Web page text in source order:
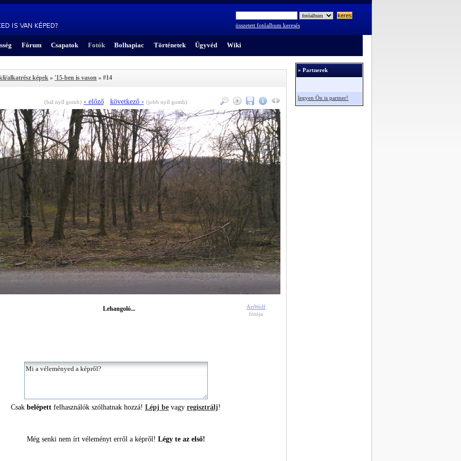
összetett fotóalbum keresés
Fórum Csapatok Fotók Bolhapiac Történetek Ügyvéd Wiki
alkatrész képek » '15-ben is vason » #14
(bal nyíl gomb) ‹ előző következő › (jobb nyíl gomb)
Lehangoló...
ArtWolf
fotója
Csak belépett felhasználók szólhatnak hozzá! Lépj be vagy regisztrálj!
Még senki nem írt véleményt erről a képről! Légy te az első!
» Partnerek
legyen Ön is partner!